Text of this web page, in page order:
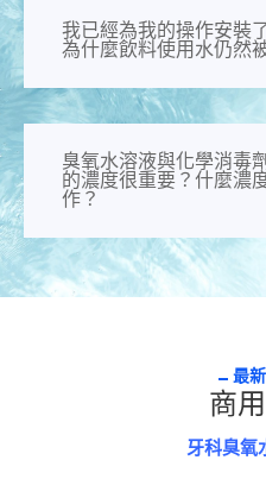
我已經為我的操作安裝
為什麼飲料使用水仍然
臭氧水溶液與化學消毒
的濃度很重要？什麼濃
作？
最
商
牙科臭氧